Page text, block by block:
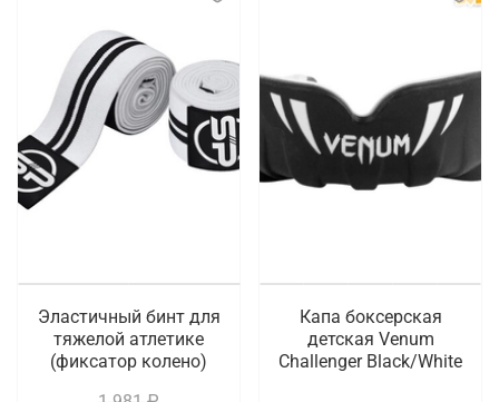
Эластичный бинт для
тяжелой атлетике
(фиксатор колено)
Капа боксерская
детская Venum
Challenger Black/White